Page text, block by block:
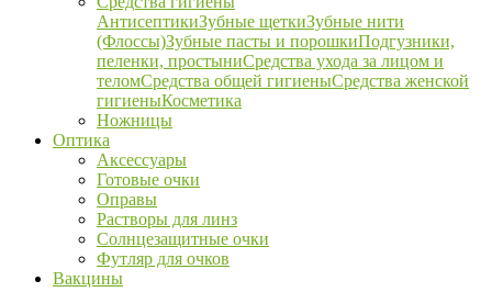
АнтисептикиЗубные щеткиЗубные нити
(Флоссы)Зубные пасты и порошкиПодгузники,
пеленки, простыниСредства ухода за лицом и
теломСредства общей гигиеныСредства женской
гигиеныКосметика
Ножницы
Оптика
Аксессуары
Готовые очки
Оправы
Растворы для линз
Солнцезащитные очки
Футляр для очков
Вакцины